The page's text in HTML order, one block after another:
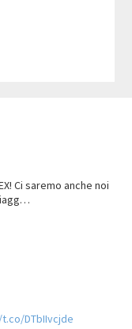
Ci saremo anche noi
DTbIIvcjde